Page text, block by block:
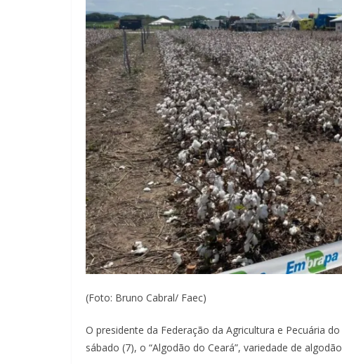
(Foto: Bruno Cabral/ Faec)
O presidente da Federação da Agricultura e Pecuária
sábado (7), o “Algodão do Ceará”, variedade de